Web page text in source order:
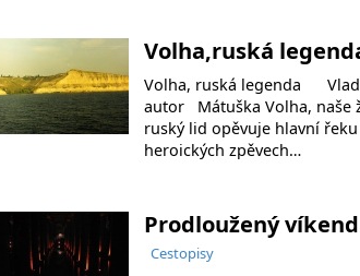
Volha,ruská
Volha, ruská legenda
autor Mátuška Volha, naše
ruský lid opěvuje hlavní
heroických zpěvech…
Prodloužený
Cestopisy